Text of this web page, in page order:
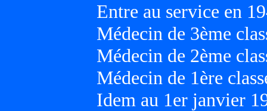
Entre au service en
Médecin de 3ème
Médecin de 2ème
Médecin de 1ère
Idem au 1er janvier